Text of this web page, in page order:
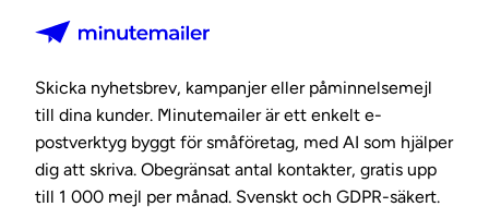
Skicka nyhetsbrev, kampanjer eller påminnelsemejl
till dina kunder. Minutemailer är ett enkelt e-
postverktyg byggt för småföretag, med AI som hjälper
dig att skriva. Obegränsat antal kontakter, gratis upp
till 1 000 mejl per månad. Svenskt och GDPR-säkert.